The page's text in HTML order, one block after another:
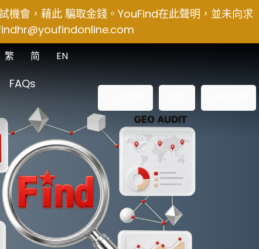
會，藉此 騙取金錢。YouFind在此聲明，並未向求
EN
简
繁
FAQs